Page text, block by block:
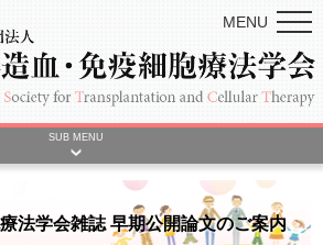
MENU
SUB MENU
法学会雑誌 早期公開論文のご案内